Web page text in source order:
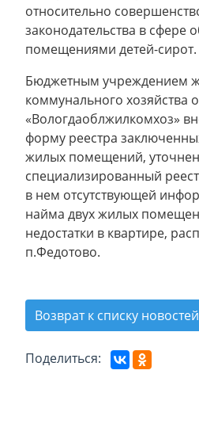
относительно
законодательства в
помещениями детей-сирот.
Бюджетным учреждением
коммунального хозяйства
«Вологдаоблжилкомхоз»
форму реестра
жилых помещений,
специализированный
в нем отсутствующей
найма двух жилых
недостатки в квартире,
п.Федотово.
Возврат к списку новостей
Поделиться: